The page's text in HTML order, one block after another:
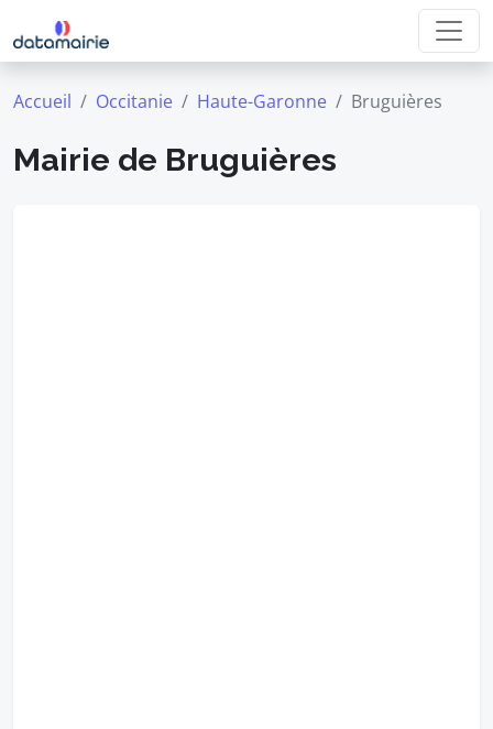
Accueil Occitanie Haute-Garonne Bruguières
Mairie de Bruguières